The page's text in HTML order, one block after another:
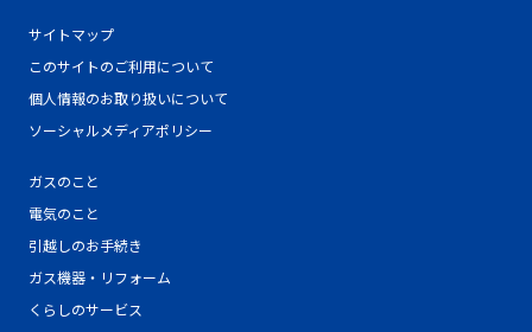
サイトマップ
このサイトのご利用について
個人情報のお取り扱いについて
ソーシャルメディアポリシー
ガスのこと
電気のこと
引越しのお手続き
ガス機器・リフォーム
くらしのサービス